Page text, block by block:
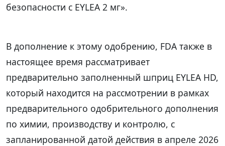
безопасности с EYLEA 2 мг».
В дополнение к этому одобрению, FDA также в
настоящее время рассматривает
предварительно заполненный шприц EYLEA HD,
который находится на рассмотрении в рамках
предварительного одобрительного дополнения
по химии, производству и контролю, с
запланированной датой действия в апреле 2026